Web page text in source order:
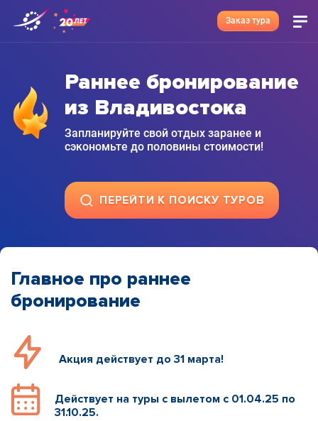
Заказ тура
Раннее бронирование
из Владивостока
Запланируйте свой отдых заранее и
сэкономьте до половины стоимости!
ПЕРЕЙТИ К ПОИСКУ ТУРОВ
Главное про раннее
бронирование
Акция действует до 31 марта!
Действует на туры с вылетом с 01.04.25 по
31.10.25.